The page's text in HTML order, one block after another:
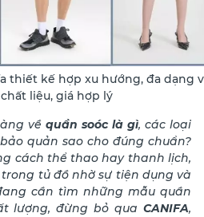
thiết kế hợp xu hướng, đa dạng
chất liệu, giá hợp lý
về quần soóc là gì, các loại
quản sao cho đúng chuẩn?
cách thể thao hay thanh lịch,
tủ đồ nhờ sự tiện dụng và
cần tìm những mẫu quần
lượng, đừng bỏ qua CANIFA,